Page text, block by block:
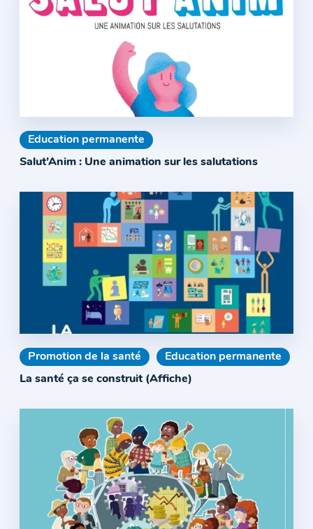
Education permanente
Salut’Anim : Une animation sur les salutations
Promotion de la santé
Education permanente
La santé ça se construit (Affiche)